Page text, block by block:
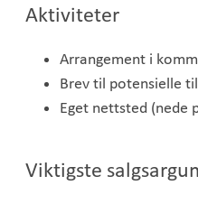
Aktiviteter
Arrangement i
Brev til potensielle
Eget nettsted (nede
Viktigste